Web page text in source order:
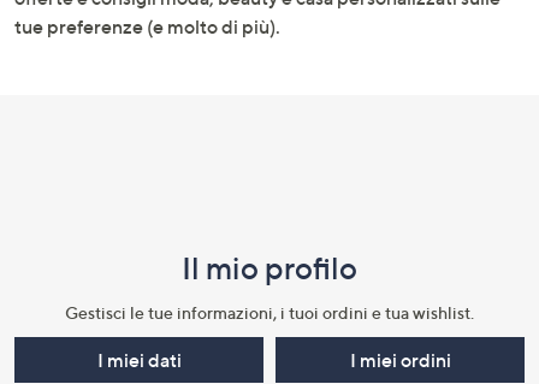
tue preferenze (e molto di più).
Il mio profilo​
Gestisci le tue informazioni, i tuoi ordini e tua wishlist.​
I miei dati I miei ordini